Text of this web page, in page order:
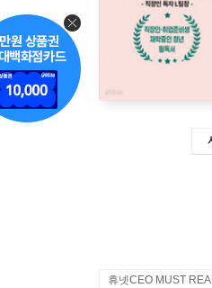
휴넷CEO MUST